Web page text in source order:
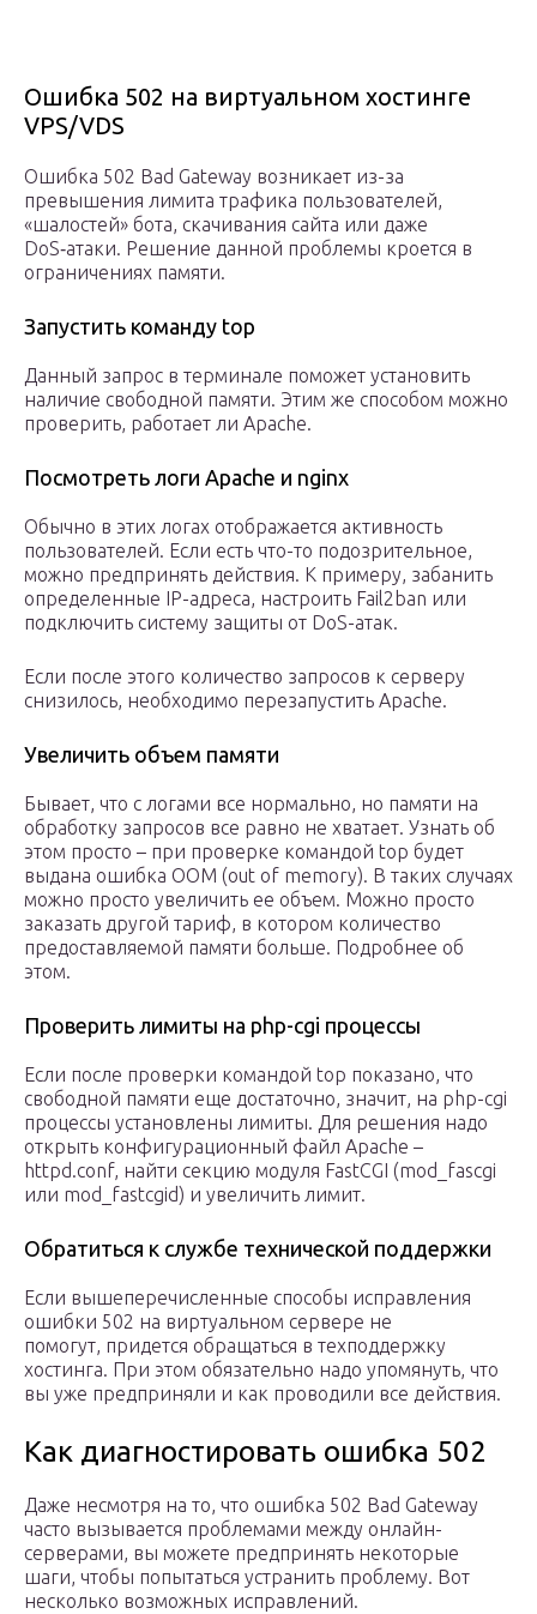
Ошибка 502 на виртуальном хостинге
VPS/VDS
Ошибка 502 Bad Gateway возникает из-за
превышения лимита трафика пользователей,
«шалостей» бота, скачивания сайта или даже
DoS‑атаки. Решение данной проблемы кроется в
ограничениях памяти.
Запустить команду top
Данный запрос в терминале поможет установить
наличие свободной памяти. Этим же способом можно
проверить, работает ли Apache.
Посмотреть логи Apache и nginx
Обычно в этих логах отображается активность
пользователей. Если есть что-то подозрительное,
можно предпринять действия. К примеру, забанить
определенные IP-адреса, настроить Fail2ban или
подключить систему защиты от DoS-атак.
Если после этого количество запросов к серверу
снизилось, необходимо перезапустить Apache.
Увеличить объем памяти
Бывает, что с логами все нормально, но памяти на
обработку запросов все равно не хватает. Узнать об
этом просто – при проверке командой top будет
выдана ошибка OOM (out of memory). В таких случаях
можно просто увеличить ее объем. Можно просто
заказать другой тариф, в котором количество
предоставляемой памяти больше. Подробнее об
этом.
Проверить лимиты на php-cgi процессы
Если после проверки командой top показано, что
свободной памяти еще достаточно, значит, на php-cgi
процессы установлены лимиты. Для решения надо
открыть конфигурационный файл Apache –
httpd.conf, найти секцию модуля FastCGI (mod_fascgi
или mod_fastcgid) и увеличить лимит.
Обратиться к службе технической поддержки
Если вышеперечисленные способы исправления
ошибки 502 на виртуальном сервере не
помогут, придется обращаться в техподдержку
хостинга. При этом обязательно надо упомянуть, что
вы уже предприняли и как проводили все действия.
Как диагностировать ошибка 502
Даже несмотря на то, что ошибка 502 Bad Gateway
часто вызывается проблемами между онлайн-
серверами, вы можете предпринять некоторые
шаги, чтобы попытаться устранить проблему. Вот
несколько возможных исправлений.